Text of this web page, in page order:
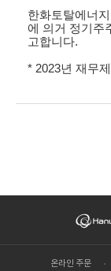
한화토탈에너
에 의거 정기주
고합니다.
* 2023년 재무
온라인 주문